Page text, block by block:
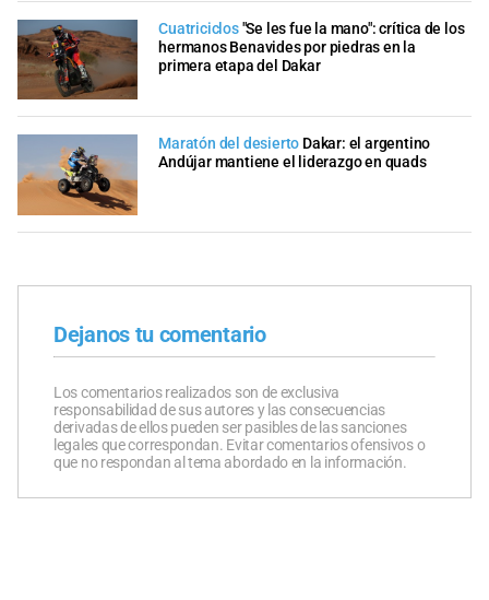
Cuatriciclos"Se les fue la mano": crítica de los
hermanos Benavides por piedras en la
primera etapa del Dakar
Maratón del desierto Dakar: el argentino
Andújar mantiene el liderazgo en quads
Dejanos tu comentario
Los comentarios realizados son de exclusiva
responsabilidad de sus autores y las consecuencias
derivadas de ellos pueden ser pasibles de las sanciones
legales que correspondan. Evitar comentarios ofensivos o
que no respondan al tema abordado en la información.